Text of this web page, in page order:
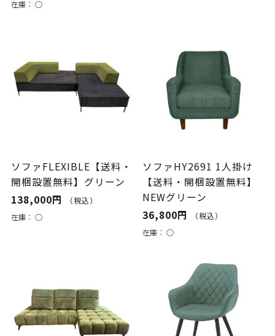
在庫： ○
ソファFLEXIBLE【送料・
開梱設置無料】グリーン
138,000円
（税込）
在庫： ○
ソファHY2691 1人掛け
【送料・開梱設置無料】
NEWグリーン
36,800円
（税込）
在庫：○